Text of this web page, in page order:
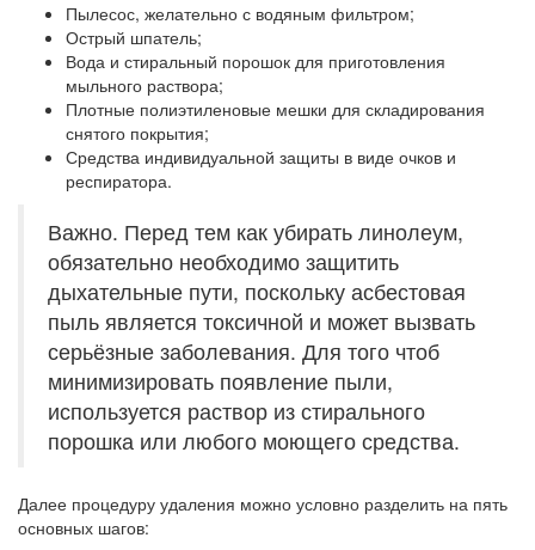
Пылесос, желательно с водяным фильтром;
Острый шпатель;
Вода и стиральный порошок для приготовления
мыльного раствора;
Плотные полиэтиленовые мешки для складирования
снятого покрытия;
Средства индивидуальной защиты в виде очков и
респиратора.
Важно. Перед тем как убирать линолеум,
обязательно необходимо защитить
дыхательные пути, поскольку асбестовая
пыль является токсичной и может вызвать
серьёзные заболевания. Для того чтоб
минимизировать появление пыли,
используется раствор из стирального
порошка или любого моющего средства.
Далее процедуру удаления можно условно разделить на пять
основных шагов: